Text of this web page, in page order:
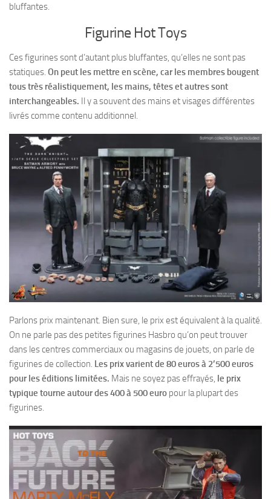
bluffantes.
Figurine Hot Toys
Ces figurines sont d’autant plus bluffantes, qu’elles ne sont pas
statiques. On peut les mettre en scène, car les membres bougent
tous très réalistiquement, les mains, têtes et autres sont
interchangeables. Il y a souvent des mains et visages différentes
livrés comme contenu additionnel.
Parlons prix maintenant. Bien sure, le prix est équivalent à la qualité.
On ne parle pas des petites figurines Hasbro qu’on peut trouver
dans les centres commerciaux ou magasins de jouets, on parle de
figurines de collection. Les prix varient de 80 euros à 2’500 euros
pour les éditions limitées. Mais ne soyez pas effrayés, le prix
typique tourne autour des 400 à 500 euro pour la plupart des
figurines.